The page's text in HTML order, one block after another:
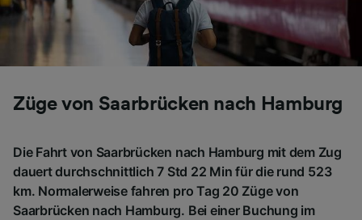
Züge von Saarbrücken nach Hamburg
Die Fahrt von Saarbrücken nach Hamburg mit dem Zug
dauert durchschnittlich 7 Std 22 Min für die rund 523
km. Normalerweise fahren pro Tag 20 Züge von
Saarbrücken nach Hamburg. Bei einer Buchung im